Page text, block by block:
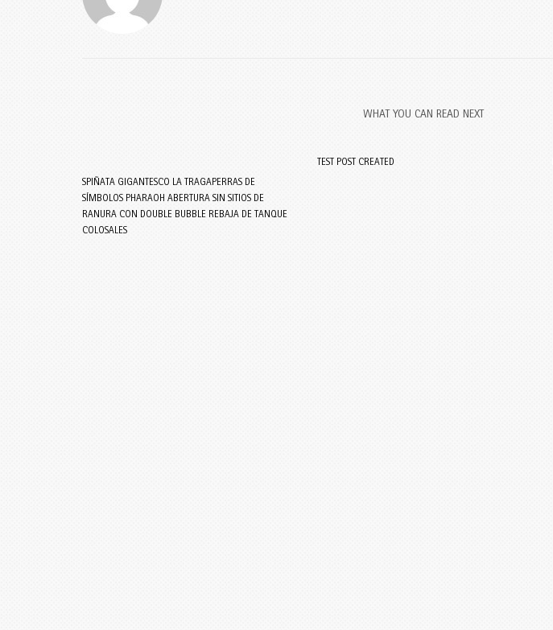
WHAT YOU CAN READ NEXT
SPIÑATA GIGANTESCO LA TRAGAPERRAS DE
SÍMBOLOS PHARAOH ABERTURA SIN SITIOS DE
RANURA CON DOUBLE BUBBLE REBAJA DE TANQUE
COLOSALES
TEST POST CREATED